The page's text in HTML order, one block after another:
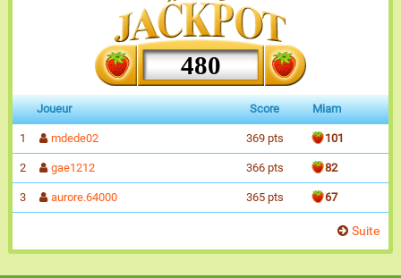
480
Joueur Score Miam
1 mdede02 369 pts 101
2 gae1212 366 pts 82
3 aurore.64000 365 pts 67
Suite